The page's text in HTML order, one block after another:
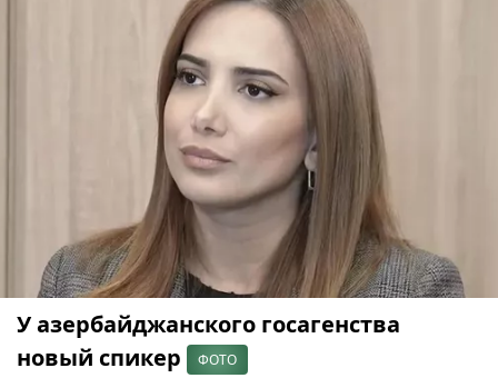
У азербайджанского госагенства
новый спикер
ФОТО